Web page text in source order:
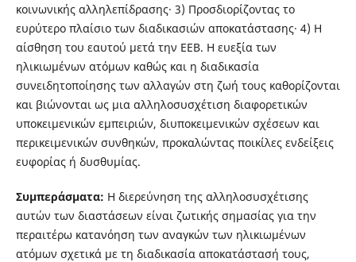
κοινωνικής αλληλεπίδρασης· 3) Προσδιορίζοντας το
ευρύτερο πλαίσιο των διαδικασιών αποκατάστασης· 4) Η
αίσθηση του εαυτού μετά την ΕΕΒ. Η ευεξία των
ηλικιωμένων ατόμων καθώς και η διαδικασία
συνειδητοποίησης των αλλαγών στη ζωή τους καθορίζονται
και βιώνονται ως μια αλληλοσυσχέτιση διαφορετικών
υποκειμενικών εμπειριών, διυποκειμενικών σχέσεων και
περικειμενικών συνθηκών, προκαλώντας ποικίλες ενδείξεις
ευφορίας ή δυσθυμίας.
Συμπεράσματα: Η διερεύνηση της αλληλοσυσχέτισης
αυτών των διαστάσεων είναι ζωτικής σημασίας για την
περαιτέρω κατανόηση των αναγκών των ηλικιωμένων
ατόμων σχετικά με τη διαδικασία αποκατάστασή τους,